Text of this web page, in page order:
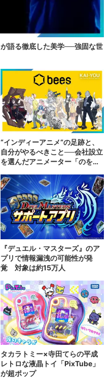
語る徹底した美学──強固な世
“インディーアニメ“の足跡と、
自分がやるべきこと──会社設立
を選んだアニメーター「のを
『デュエル・マスターズ』のア
プリで情報漏洩の可能性が発
覚 対象は約15万人
タカラトミー×寺田てらの平成
レトロな液晶トイ「PixTube」
が超ポップ